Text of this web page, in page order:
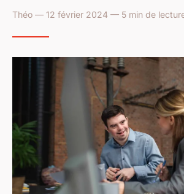
Théo — 12 février 2024 — 5 min de